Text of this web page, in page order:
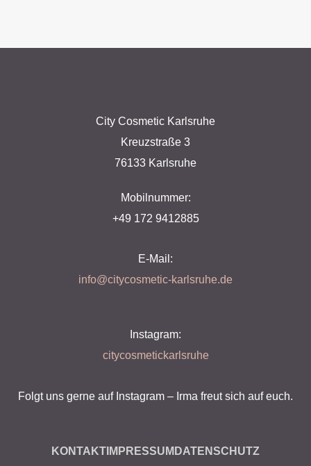
City Cosmetic Karlsruhe
Kreuzstraße 3
76133 Karlsruhe
Mobilnummer:
+49 172 9412885
E-Mail:
info@citycosmetic-karlsruhe.de
Instagram:
citycosmetickarlsruhe
Folgt uns gerne auf Instagram – Irma freut sich auf euch.
KONTAKTIMPRESSUMDATENSCHUTZ